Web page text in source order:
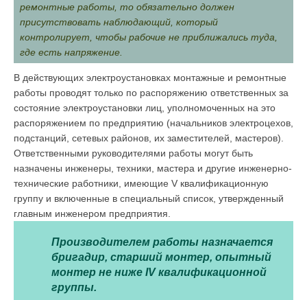
ремонтные работы, то обязательно должен
присутствовать наблюдающий, который
контролирует, чтобы рабочие не приближались туда,
где есть напряжение.
В действующих электроустановках монтажные и ремонтные
работы проводят только по распоряжению ответственных за
состояние электроустановки лиц, уполномоченных на это
распоряжением по предприятию (начальников электроцехов,
подстанций, сетевых районов, их заместителей, мастеров).
Ответственными руководителями работы могут быть
назначены инженеры, техники, мастера и другие инженерно-
технические работники, имеющие V квалификационную
группу и включенные в специальный список, утвер­жденный
главным инженером предприятия.
Производителем работы назначается
бригадир, старший монтер, опытный
монтер не ниже IV квалификационной
группы.